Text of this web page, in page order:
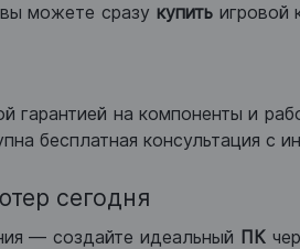
можете сразу купитьигровой
гарантией на компоненты и
бесплатная консультация с
сегодня
— создайте идеальный ПК